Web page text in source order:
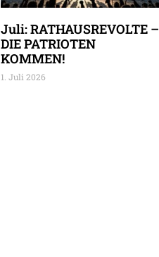
Juli: RATHAUSREVOLTE –
DIE PATRIOTEN
KOMMEN!
1. Juli 2026